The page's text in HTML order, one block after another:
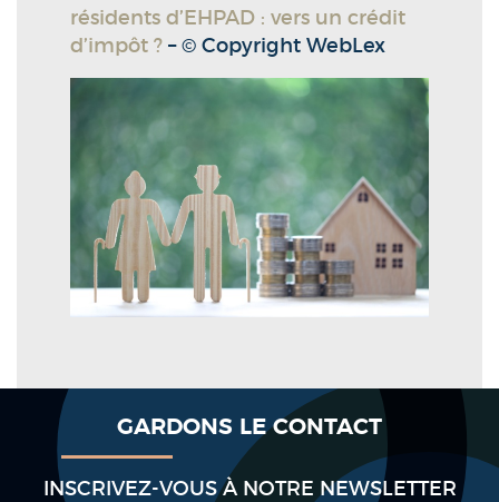
résidents d’EHPAD : vers un crédit
d’impôt ? – © Copyright WebLex
GARDONS LE CONTACT
INSCRIVEZ-VOUS À NOTRE NEWSLETTER